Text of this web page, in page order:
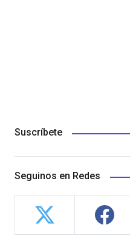
Suscríbete
Seguinos en Redes